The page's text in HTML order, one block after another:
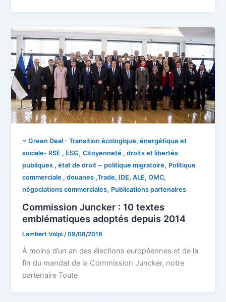
~ Green Deal - Transition écologique, énergétique et
sociale- RSE , ESG,Citoyenneté , droits et libertés
publiques , état de droit ~ politique migratoire, Politique
commerciale , douanes ,Trade, IDE, ALE, OMC,
négociations commerciales, Publications partenaires
Commission Juncker : 10 textes
emblématiques adoptés depuis 2014
Lambert Volpi /09/08/2018
À moins d’un an des élections européennes et de la
fin du mandat de la Commission Juncker, notre
partenaire Toute